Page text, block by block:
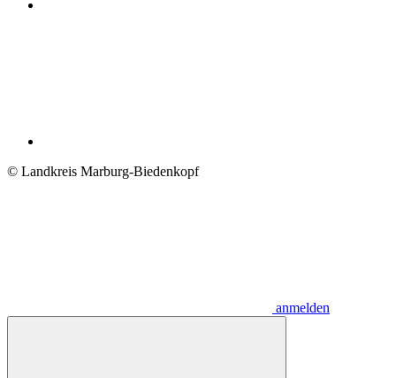
© Landkreis Marburg-Biedenkopf
anmelden